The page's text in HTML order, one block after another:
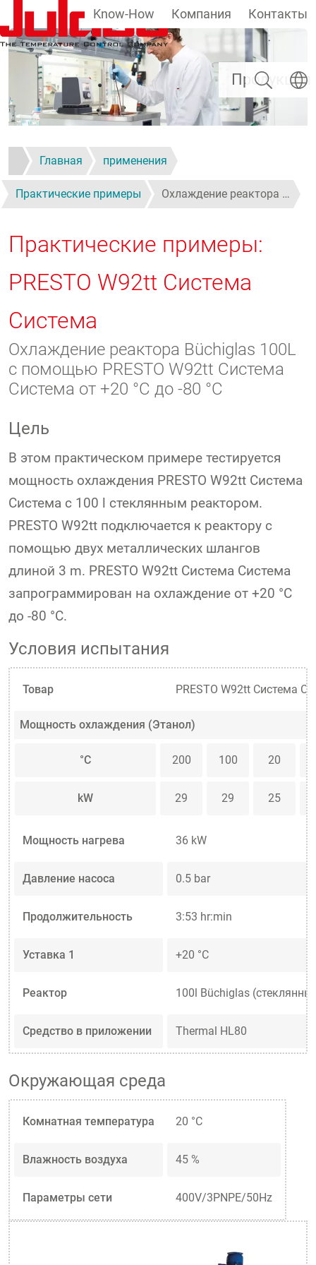
Перейти к основному содержанию
Продукция
Know-How Компания Контакты
Поиск
Главная применения
Практические примеры Охлаждение реактора …
Практические примеры:
PRESTO W92tt Система
Система
Охлаждение реактора Büchiglas 100L
с помощью PRESTO W92tt Система
Система от +20 °C до -80 °C
Цель
В этом практическом примере тестируется
мощность охлаждения PRESTO W92tt Система
Система с 100 l стеклянным реактором.
PRESTO W92tt подключается к реактору с
помощью двух металлических шлангов
длиной 3 m. PRESTO W92tt Система Система
запрограммирован на охлаждение от +20 °C
до -80 °C.
Условия испытания
Товар PRESTO W92tt Система
Мощность охлаждения (Этанол)
°C 200 100 20
kW 29 29 25
Мощность нагрева 36 kW
Давление насоса 0.5 bar
Продолжительность 3:53 hr:min
Уставка 1 +20 °C
Реактор 100l Büchiglas
Средство в приложении Thermal HL80
Окружающая среда
Комнатная температура 20 °C
Влажность воздуха 45 %
Параметры сети 400V/3PNPE/50Hz